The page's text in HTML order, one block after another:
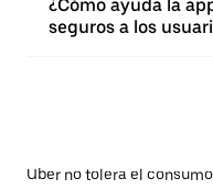
¿Cómo ayuda la
seguros a los
Uber no tolera el